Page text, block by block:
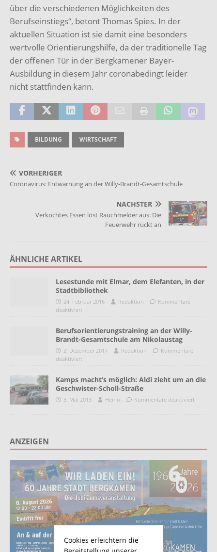
über die verschiedenen Möglichkeiten des
Berufseinstiegs“, betont Thomas Spies. In der
aktuellen Situation ist sie damit eine besonders
wertvolle Orientierungshilfe, da der traditionelle Tag
der offenen Tür in der Bergkamener Bayer-
Ausbildung in diesem Jahr coronabedingt leider
nicht stattfinden kann.
BILDUNG WIRTSCHAFT
VORHERIGER
Coronavirus: Entwarnung an der Willy-Brandt-Gesamtschule
NÄCHSTER
Verkochtes Essen löst Rauchmelder aus: Die
Feuerwehr rückt an
ÄHNLICHE ARTIKEL
Lesestunde mit Elmar, dem Elefanten, in der
Stadtbibliothek
24. Februar 2016 Redaktion
Kommentare
deaktiviert
Berufsorientierungstraining an der Willy-
Brandt-Gesamtschule am Nikolaustag
2. Dezember 2017 Redaktion
Kommentare
deaktiviert
Kamps macht’s möglich: Aldi zieht um an die
Geschwister-Scholl-Straße
3. Mai 2013 Heino Kommentare deaktiviert
ANZEIGEN
Cookies erleichtern die